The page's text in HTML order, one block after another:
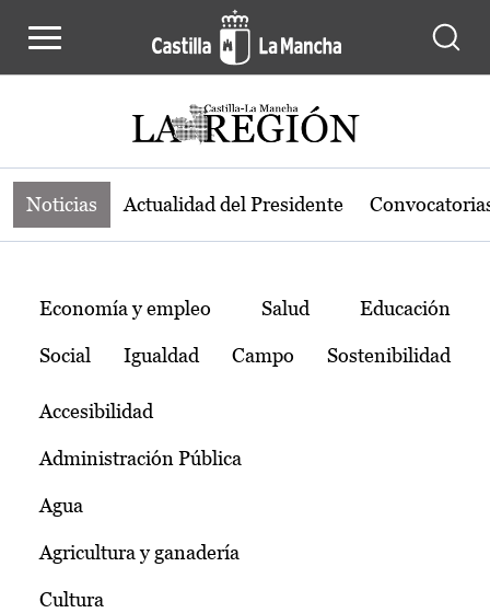
Noticias de la región de Castilla-La
Noticias Actualidad del Presidente
Temas
Economía y empleo Salud Educación
Social Igualdad Campo Sostenibilidad
Accesibilidad
Administración Pública
Agua
Agricultura y ganadería
Cultura